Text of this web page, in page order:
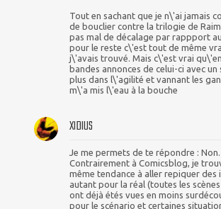
Tout en sachant que je n\'ai jamais
de bouclier contre la trilogie de
pas mal de décalage par rappport
pour le reste c\'est tout de même
j\'avais trouvé. Mais c\'est vrai
bandes annonces de celui-ci avec
plus dans l\'agilité et vannant les
m\'a mis l\'eau à la bouche
XIDIUS
Je me permets de te répondre : Non.
Contrairement à Comicsblog, je
même tendance à aller repiquer des
autant pour la réal (toutes les
ont déjà étés vues en moins
pour le scénario et certaines